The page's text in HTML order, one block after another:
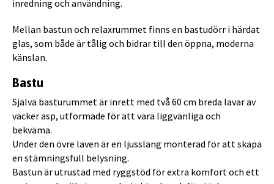
inredning och användning.
Mellan bastun och relaxrummet finns en bastudörr i härdat
glas, som både är tålig och bidrar till den öppna, moderna
känslan.
Bastu
Själva basturummet är inrett med två 60 cm breda lavar av
vacker asp, utformade för att vara liggvänliga och
bekväma.
Under den övre laven är en ljusslang monterad för att skapa
en stämningsfull belysning.
Bastun är utrustad med ryggstöd för extra komfort och ett